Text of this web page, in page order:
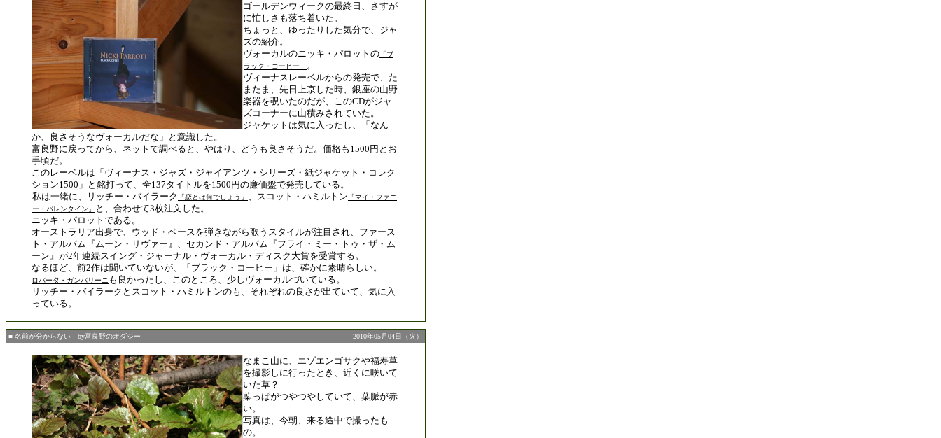
ゴールデンウィークの最終日、さすが
に忙しさも落ち着いた。
ちょっと、ゆったりした気分で、ジャ
ズの紹介。
ヴォーカルのニッキ・パロットの 「ブ
ラック・コーヒー」 。
ヴィーナスレーベルからの発売で、た
またま、先日上京した時、銀座の山野
楽器を覗いたのだが、このCDがジャ
ズコーナーに山積みされていた。
ジャケットは気に入ったし、「なん
か、良さそうなヴォーカルだな」と意識した。
富良野に戻ってから、ネットで調べると、やはり、どうも良さそうだ。価格も1500円とお
手頃だ。
このレーベルは「ヴィーナス・ジャズ・ジャイアンツ・シリーズ・紙ジャケット・コレク
ション1500」と銘打って、全137タイトルを1500円の廉価盤で発売している。
私は一緒に、リッチー・バイラーク
「恋とは何でしょう」 、スコット・ハミルトン 「マイ・ファニ
ー・バレンタイン」
と、合わせて3枚注文した。
ニッキ・パロットである。
オーストラリア出身で、ウッド・ベースを弾きながら歌うスタイルが注目され、ファース
ト・アルバム『ムーン・リヴァー』、セカンド・アルバム『フライ・ミー・トゥ・ザ・ム
ーン』が2年連続スイング・ジャーナル・ヴォーカル・ディスク大賞を受賞する。
なるほど、前2作は聞いていないが、「ブラック・コーヒー」は、確かに素晴らしい。
ロバータ・ガンバリーニ も良かったし、このところ、少しヴォーカルづいている。
リッチー・バイラークとスコット・ハミルトンのも、それぞれの良さが出ていて、気に入
っている。
■ 名前が分からない by富良野のオダジー 2010年05月04日（火）
なまこ山に、エゾエンゴサクや福寿草
を撮影しに行ったとき、近くに咲いて
いた草？
葉っぱがつやつやしていて、葉脈が赤
い。
写真は、今朝、来る途中で撮ったも
の。